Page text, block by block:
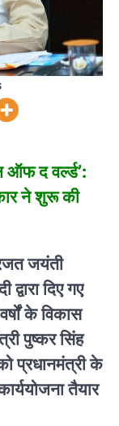
ऑफ द वर्ल्ड’:
ने शुरू की
जयंती
द्वारा दिए गए
केविकास
पुष्कर सिंह
प्रधानमंत्री के
तैयार